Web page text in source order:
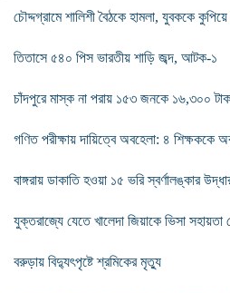
চৌদ্দগ্রামে শালিশী বৈঠকে হামলা, যুবককে
তিতাসে ৫৪০ পিস ভারতীয় শাড়ি জব্দ, আটক-১
চাঁদপুরে মাস্ক না পরায় ১৫৩ জনকে ১৬,৩০০
গণিত পরীক্ষায় দায়িত্বে অবহেলা: ৪ শিক্ষককে
বাঙ্গরায় ডাকাতি হওয়া ১৫ ভরি স্বর্ণালঙ্কার
যুক্তরাজ্যে যেতে খালেদা জিয়াকে ভিসা সহায়তা
বরুড়ায় বিদ্যুৎপৃষ্টে শ্রমিকের মৃত্যু